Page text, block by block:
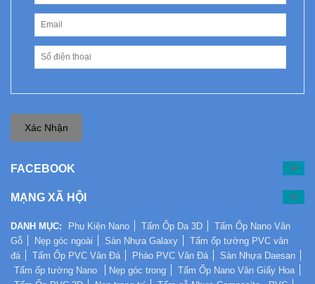
Xác Nhận
FACEBOOK
MẠNG XÃ HỘI
DANH MỤC: Phụ Kiện Nano Tấm Ốp Da 3D
Tấm Ốp Nano Vân
Gỗ
Nẹp góc ngoài Sàn Nhựa Galaxy
Tấm ốp tường PVC vân
đá
Tấm Ốp PVC Vân Đá Phào PVC Vân Đá
Sàn Nhựa Daesan
Tấm ốp tường Nano
Nẹp góc trong
Tấm Ốp Nano Vân Giấy Hoa